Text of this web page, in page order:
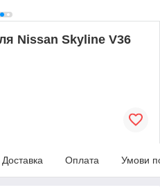
Nissan Skyline V36
Доставка Оплата Умови